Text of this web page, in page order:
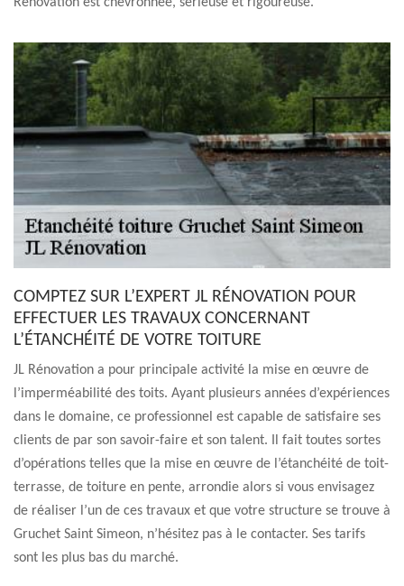
COMPTEZ SUR L’EXPERT JL RÉNOVATION POUR
EFFECTUER LES TRAVAUX CONCERNANT
L’ÉTANCHÉITÉ DE VOTRE TOITURE
JL Rénovation a pour principale activité la mise en œuvre de
l’imperméabilité des toits. Ayant plusieurs années d’expériences
dans le domaine, ce professionnel est capable de satisfaire ses
clients de par son savoir-faire et son talent. Il fait toutes sortes
d’opérations telles que la mise en œuvre de l’étanchéité de toit-
terrasse, de toiture en pente, arrondie alors si vous envisagez
de réaliser l’un de ces travaux et que votre structure se trouve à
Gruchet Saint Simeon, n’hésitez pas à le contacter. Ses tarifs
sont les plus bas du marché.